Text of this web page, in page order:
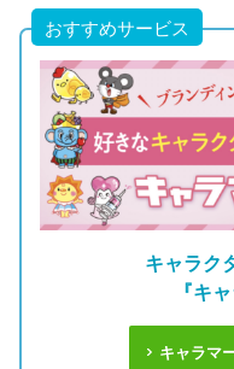
おすすめサービス
キャラク
『キ
キャラマ